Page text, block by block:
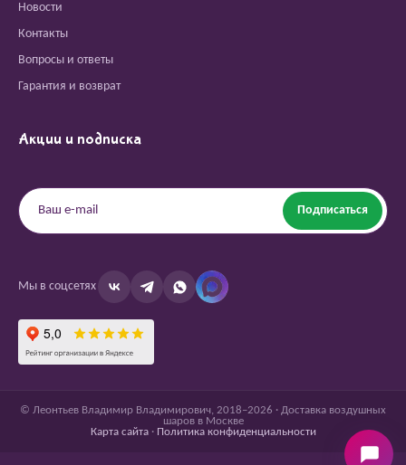
Новости
Контакты
Вопросы и ответы
Гарантия и возврат
Акции и подписка
Подписаться
Мы в соцсетях
© Леонтьев Владимир Владимирович, 2018–2026 · Доставка воздушных
шаров в Москве
Карта сайта· Политика конфиденциальности